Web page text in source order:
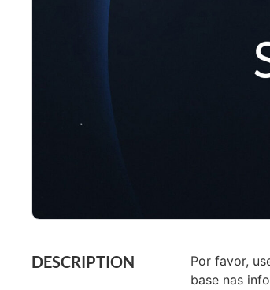
DESCRIPTION
Por favor,
base nas